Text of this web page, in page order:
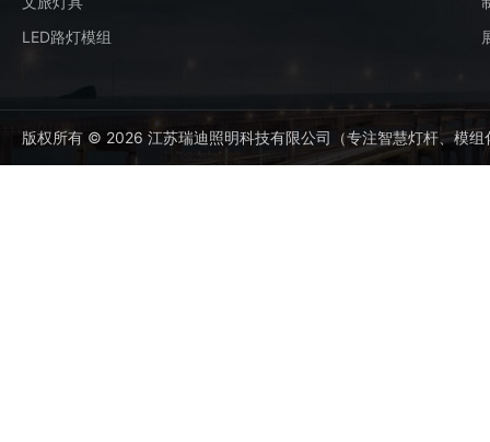
LED路灯模组
版权所有 © 2026 江苏瑞迪照明科技有限公司（专注智慧灯杆、模组